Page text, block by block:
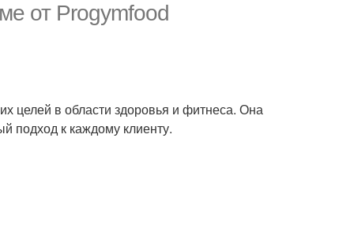
от Progymfood
целей в области здоровья и фитнеса. Она
подход к каждому клиенту.